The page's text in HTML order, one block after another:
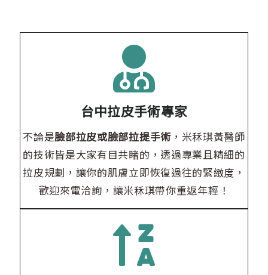
台中拉皮手術專家
不論是臉部拉皮或臉部拉提手術，米秝琪黃醫師
的技術皆是大家有目共睹的，透過專業且精細的
拉皮規劃，讓你的肌膚立即恢復過往的緊緻度，
歡迎來電洽詢，讓米秝琪帶你重返年輕！